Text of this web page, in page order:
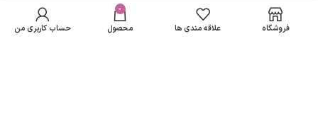
مسیرهای ارتباطی– هارمونی (60
کپسول) ام بی2,924,849 تومان
باشد فروشگاه علاقه مندی ها
0
محصول حساب کاربری من